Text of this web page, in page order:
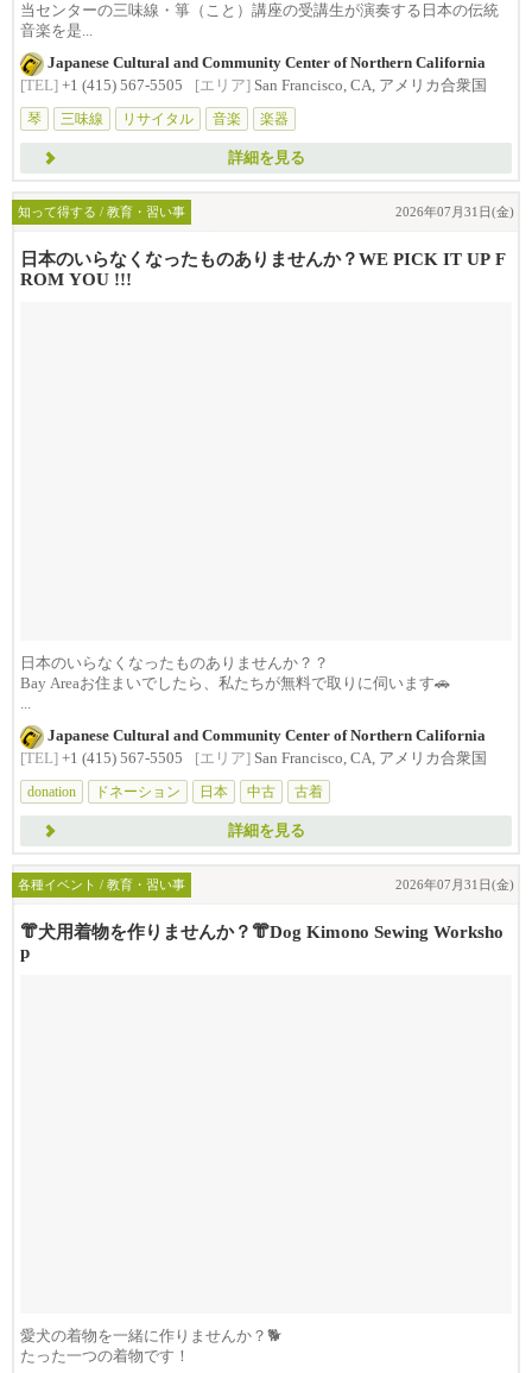
当センターの三味線・箏（こと）講座の受講生が演奏する日本の伝統
音楽を是...
Japanese Cultural and Community Center of Northern California
[TEL] +1 (415) 567-5505 [エリア] San Francisco, CA, アメリカ合衆国
琴
三味線 リサイタル 音楽 楽器
詳細を見る
知って得する / 教育・習い事 2026年07月31日(金)
日本のいらなくなったものありませんか？WE PICK IT UP F
ROM YOU !!!
日本のいらなくなったものありませんか？？
Bay Areaお住まいでしたら、私たちが無料で取りに伺います🚗
...
Japanese Cultural and Community Center of Northern California
[TEL] +1 (415) 567-5505 [エリア] San Francisco, CA, アメリカ合衆国
donation
ドネーション 日本 中古 古着
詳細を見る
各種イベント / 教育・習い事 2026年07月31日(金)
👘犬用着物を作りませんか？👘Dog Kimono Sewing Worksho
p
愛犬の着物を一緒に作りませんか？🐕
たった一つの着物です！